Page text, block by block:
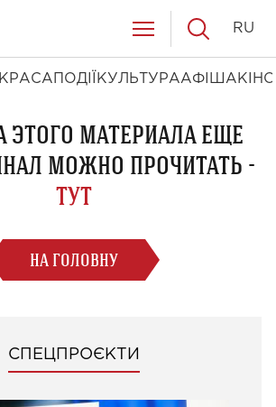
КРАСА ПОДІЇ КУЛЬТУРААФІША КІНО
RU
ЭТОГО МАТЕРИАЛА ЕЩЕ
МОЖНО ПРОЧИТАТЬ -
ТУТ
НА ГОЛОВНУ
СПЕЦПРОЄКТИ